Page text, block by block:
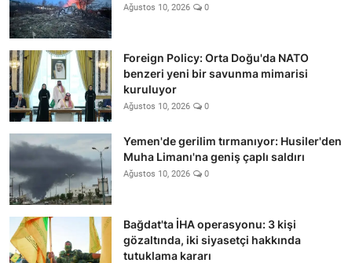
Ağustos 10, 2026 0
Foreign Policy: Orta Doğu'da NATO
benzeri yeni bir savunma mimarisi
kuruluyor
Ağustos 10, 2026 0
Yemen'de gerilim tırmanıyor: Husiler'den
Muha Limanı'na geniş çaplı saldırı
Ağustos 10, 2026 0
Bağdat'ta İHA operasyonu: 3 kişi
gözaltında, iki siyasetçi hakkında
tutuklama kararı